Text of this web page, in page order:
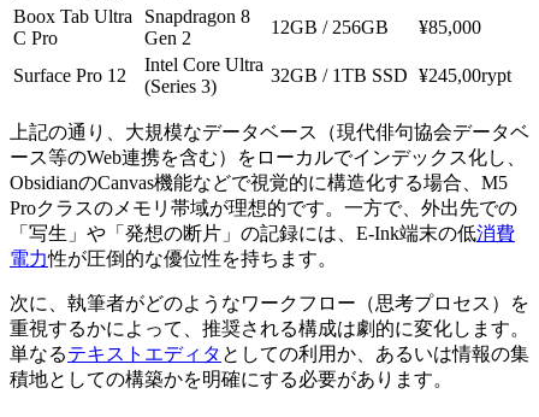
Boox Tab Ultra
C Pro
Snapdragon 8
Gen 2
12GB / 256GB ¥85,000
Surface Pro 12
Intel Core Ultra
(Series 3)
32GB / 1TB SSD ¥245,00rypt
上記の通り、大規模なデータベース（現代俳句協会データベ
ース等のWeb連携を含む）をローカルでインデックス化し、
ObsidianのCanvas機能などで視覚的に構造化する場合、M5
Proクラスのメモリ帯域が理想的です。一方で、外出先での
「写生」や「発想の断片」の記録には、E-Ink端末の低消費
電力性が圧倒的な優位性を持ちます。
次に、執筆者がどのようなワークフロー（思考プロセス）を
重視するかによって、推奨される構成は劇的に変化します。
単なるテキストエディタ としての利用か、あるいは情報の集
積地としての構築かを明確にする必要があります。